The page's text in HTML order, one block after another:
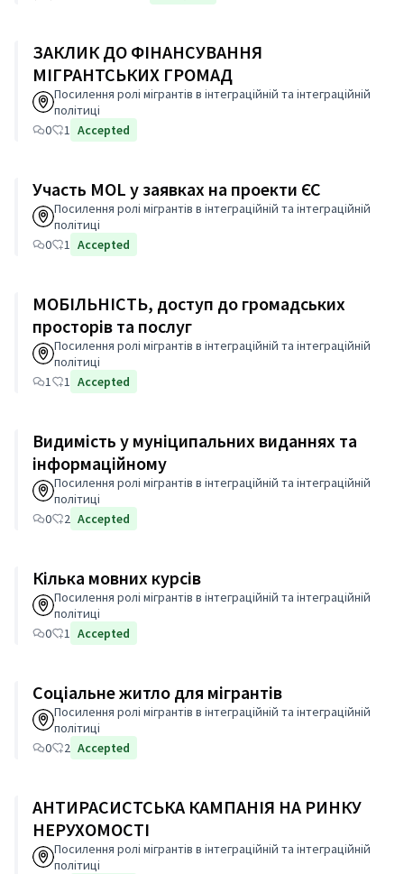
ЗАКЛИК ДО ФІНАНСУВАННЯ
МІГРАНТСЬКИХ ГРОМАД
Посилення ролі мігрантів в інтеграційній та інтеграційній
політиці
0
1 Accepted
Участь MOL у заявках на проекти ЄС
Посилення ролі мігрантів в інтеграційній та інтеграційній
політиці
0
1 Accepted
МОБІЛЬНІСТЬ, доступ до громадських
просторів та послуг
Посилення ролі мігрантів в інтеграційній та інтеграційній
політиці
1
1 Accepted
Видимість у муніципальних виданнях та
інформаційному
Посилення ролі мігрантів в інтеграційній та інтеграційній
політиці
0
2 Accepted
Кілька мовних курсів
Посилення ролі мігрантів в інтеграційній та інтеграційній
політиці
0
1 Accepted
Соціальне житло для мігрантів
Посилення ролі мігрантів в інтеграційній та інтеграційній
політиці
0
2 Accepted
АНТИРАСИСТСЬКА КАМПАНІЯ НА РИНКУ
НЕРУХОМОСТІ
Посилення ролі мігрантів в інтеграційній та інтеграційній
політиці